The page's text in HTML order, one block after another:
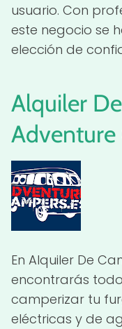
usuario. Con
este negocio se
elección de
Alquiler
Adventure
En Alquiler De
encontrarás
camperizar tu
eléctricas y de